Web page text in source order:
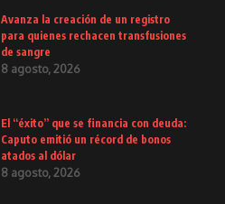
Avanza la creación de un registro
para quienes rechacen transfusiones
de sangre
8 agosto, 2026
El “éxito” que se financia con deuda:
Caputo emitió un récord de bonos
atados al dólar
8 agosto, 2026